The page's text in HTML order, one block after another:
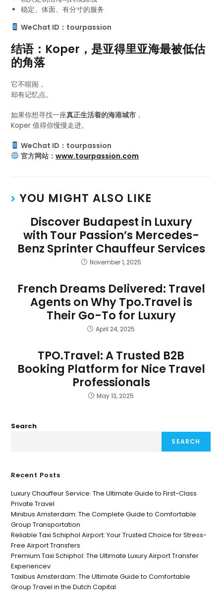
稳定、体面、有分寸的服务
WeChat ID：tourpassion
结语：Koper，是亚得里亚海最被低估
的角落
它不喧闹，
却有记忆点。
如果你想寻找一座真正生活着的海港城市 ，
Koper 值得你慢慢走进。
WeChat ID：tourpassion
官方网站：www.tourpassion.com
YOU MIGHT ALSO LIKE
Discover Budapest in Luxury
with Tour Passion’s Mercedes-
Benz Sprinter Chauffeur Services
November 1, 2025
French Dreams Delivered: Travel
Agents on Why Tpo.Travel is
Their Go-To for Luxury
April 24, 2025
TPO.Travel: A Trusted B2B
Booking Platform for Nice Travel
Professionals
May 13, 2025
Search
SEARCH
Recent Posts
Luxury Chauffeur Service: The Ultimate Guide to First-Class
Private Travel
Minibus Amsterdam: The Complete Guide to Comfortable
Group Transportation
Reliable Taxi Schiphol Airport: Your Trusted Choice for Stress-
Free Airport Transfers
Premium Taxi Schiphol: The Ultimate Luxury Airport Transfer
Experiencev
Taxibus Amsterdam: The Ultimate Guide to Comfortable
Group Travel in the Dutch Capital